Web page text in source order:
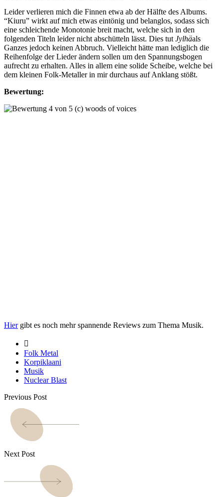
Leider verlieren mich die Finnen etwa ab der Hälfte des Albums.
“Kiuru” wirkt auf mich etwas eintönig und belanglos, sodass sich
eine schleichende Monotonie breit macht, welche sich in den
folgenden Titeln leider nicht abschütteln lässt. Dies tut Jylhäals
Ganzes jedoch keinen Abbruch. Vielleicht hätte man lediglich die
Reihenfolge der Lieder ändern sollen um den Spannungsbogen
aufrecht zu erhalten. Alles in allem eine solide Scheibe, welche bei
dem kleinen Folk-Metaller in mir durchaus auf Anklang stößt.
Bewertung:
Hiergibt es noch mehr spannende Reviews zum Thema Musik.
Folk Metal
Korpiklaani
Musik
Nuclear Blast
Previous Post
Next Post